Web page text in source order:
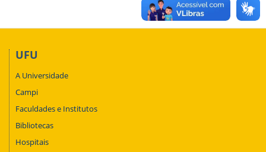
UFU
A Universidade
Campi
Faculdades e Institutos
Bibliotecas
Hospitais